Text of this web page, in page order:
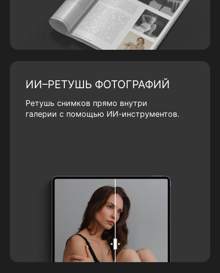
ИИ–РЕТУШЬ ФОТОГРАФИЙ
Ретушь снимков прямо внутри
галерии с помощью ИИ-инструментов.